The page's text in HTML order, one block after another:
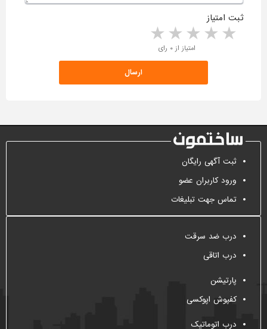
ثبت امتیاز
4 stars 3 stars 2 stars 1 star امتیاز از ۰ رای
ثبت آگهی رایگان
ورود کاربران عضو
تماس جهت تبلیغات
درب ضد سرقت
درب اتاقی
پارتیشن
کفپوش اپوکسی
درب اتوماتیک